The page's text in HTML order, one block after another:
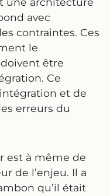
avec
contraintes. Ces
le
être
Ce
et de
erreurs du
est à même de
de l’enjeu. Il a
qu’il était